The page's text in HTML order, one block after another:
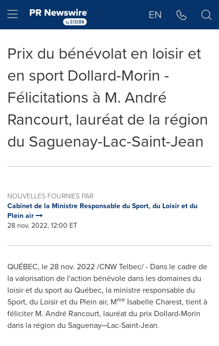
Hamburger menu EN
Prix du bénévolat en loisir et
en sport Dollard-Morin -
Félicitations à M. André
Rancourt, lauréat de la région
du Saguenay-Lac-Saint-Jean
NOUVELLES FOURNIES PAR
Cabinet de la Ministre Responsable du Sport, du Loisir et du
Plein air
28 nov, 2022, 12:00 ET
QUÉBEC, le28 nov. 2022/CNW Telbec/ - Dans le cadre de
la valorisation de l'action bénévole dans les domaines du
loisir et du sport au Québec, la ministre responsable du
Sport, du Loisir et du Plein air, Mme Isabelle Charest, tient à
féliciter M. André Rancourt, lauréat du prix Dollard-Morin
dans la région du Saguenay─Lac-Saint-Jean.